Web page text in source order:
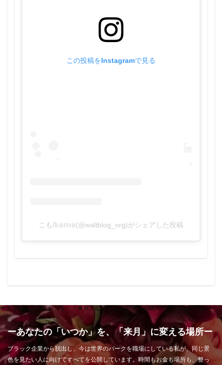
この投稿をInstagramで見る
こも/𝕜𝕠𝕞𝕠(@waltblog_org)がシェアした投稿
ーあなたの「いつか」を、「来月」に変える場所ー" width="768" height="432" >
ーあなたの「いつか」を、「来月」に変える場所ー
ブラック企業から脱出し、今は世界のパークを職場にしている私が、同じ景
色を見たい人に向けてすべてを公開しています。時間もお金も場所も、整っ